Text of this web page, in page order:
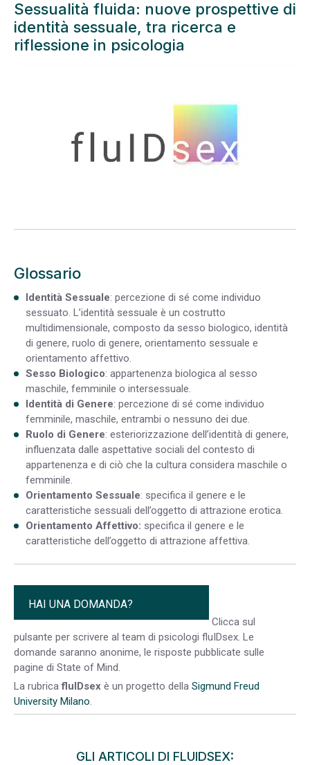
Sessualità fluida: nuove prospettive di
identità sessuale, tra ricerca e
riflessione in psicologia
Glossario
Identità Sessuale: percezione di sé come individuo
sessuato. L’identità sessuale è un costrutto
multidimensionale, composto da sesso biologico, identità
di genere, ruolo di genere, orientamento sessuale e
orientamento affettivo.
Sesso Biologico: appartenenza biologica al sesso
maschile, femminile o intersessuale.
Identità di Genere: percezione di sé come individuo
femminile, maschile, entrambi o nessuno dei due.
Ruolo di Genere: esteriorizzazione dell’identità di genere,
influenzata dalle aspettative sociali del contesto di
appartenenza e di ciò che la cultura considera maschile o
femminile.
Orientamento Sessuale: specifica il genere e le
caratteristiche sessuali dell’oggetto di attrazione erotica.
Orientamento Affettivo: specifica il genere e le
caratteristiche dell’oggetto di attrazione affettiva.
HAI UNA DOMANDA?
Clicca sul
pulsante per scrivere al team di psicologi fluIDsex. Le
domande saranno anonime, le risposte pubblicate sulle
pagine di State of Mind.
La rubricafluIDsex è un progetto della Sigmund Freud
University Milano.
GLI ARTICOLI DI FLUIDSEX: